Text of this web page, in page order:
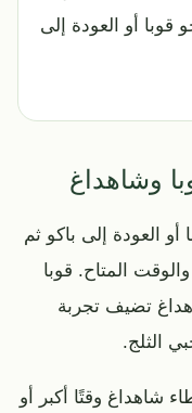
قوبا أو العودة إلى
وشاهداغ
العودة إلى باكو ثم
المتاح. قوبا
تضيف تجربة
الثلج.
شاهداغ وقتًا أكبر أو